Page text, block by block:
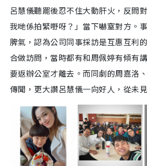
呂慧儀聽罷後忍不住大動肝火，反問
我哋係拍緊嘢呀？」當下嚇窒對方。
脾氣，認為公司同事採訪是互惠互利
合做訪問，當時都有和周佩婷有傾有
要返辦公室才離去。而同劇的周嘉洛
傳聞，更大讚呂慧儀一向好人，從未